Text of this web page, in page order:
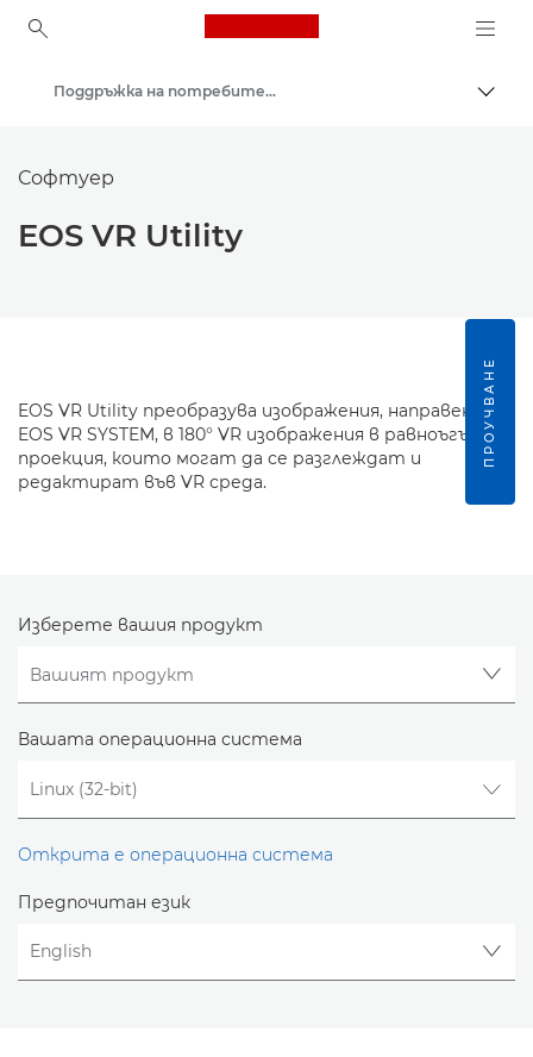
Canon Logo, back to
Поддръжка на потребителски продукти
Софтуер
EOS VR Utility
EOS VR Utility преобразува изображения, направени с
EOS VR SYSTEM, в 180° VR изображения в равноъгълна
проекция, които могат да се разглеждат и
редактират във VR среда.
Изберете вашия продукт
Вашата операционна система
Открита е операционна система
Предпочитан език
ПРОУЧВАНЕ